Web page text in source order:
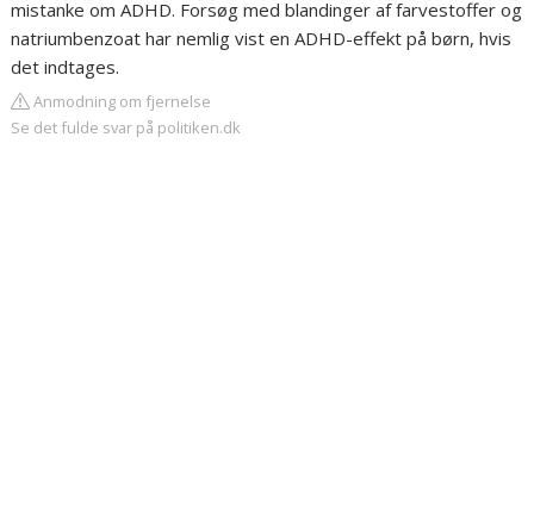
mistanke om ADHD. Forsøg med blandinger af farvestoffer og
natriumbenzoat har nemlig vist en ADHD-effekt på børn, hvis
det indtages.
Anmodning om fjernelse
Se det fulde svar på politiken.dk